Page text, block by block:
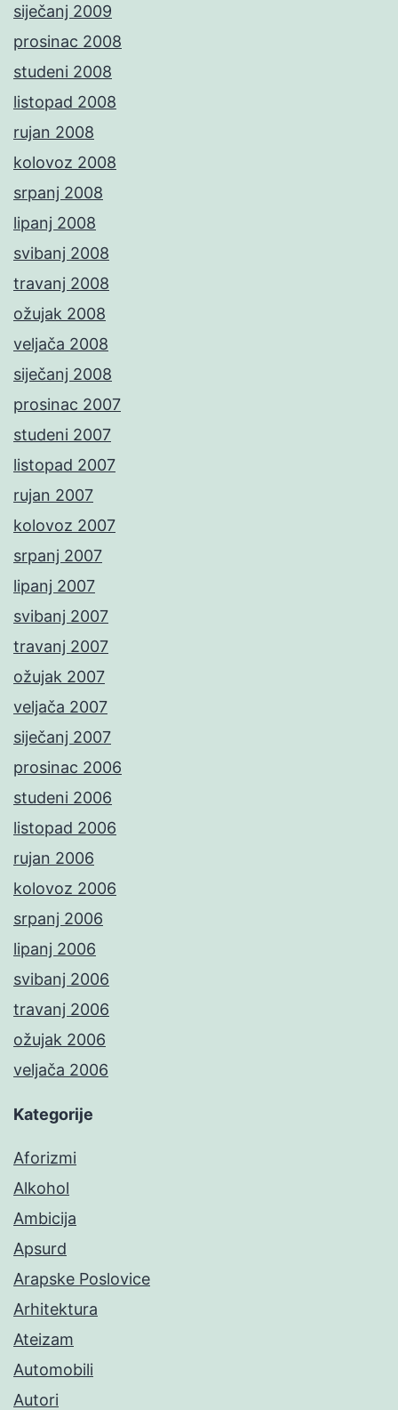
siječanj 2009
prosinac 2008
studeni 2008
listopad 2008
rujan 2008
kolovoz 2008
srpanj 2008
lipanj 2008
svibanj 2008
travanj 2008
ožujak 2008
veljača 2008
siječanj 2008
prosinac 2007
studeni 2007
listopad 2007
rujan 2007
kolovoz 2007
srpanj 2007
lipanj 2007
svibanj 2007
travanj 2007
ožujak 2007
veljača 2007
siječanj 2007
prosinac 2006
studeni 2006
listopad 2006
rujan 2006
kolovoz 2006
srpanj 2006
lipanj 2006
svibanj 2006
travanj 2006
ožujak 2006
veljača 2006
Kategorije
Aforizmi
Alkohol
Ambicija
Apsurd
Arapske Poslovice
Arhitektura
Ateizam
Automobili
Autori